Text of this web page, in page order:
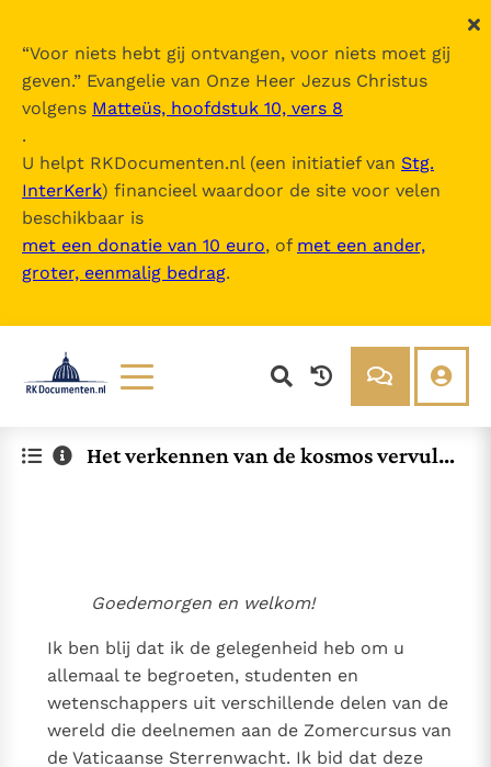
“Voor niets hebt gij ontvangen, voor niets moet gij
geven.” Evangelie van Onze Heer Jezus Christus
volgens Matteüs, hoofdstuk 10, vers 8
.
U helpt RKDocumenten.nl (een initiatief van Stg.
InterKerk) financieel waardoor de site voor velen
beschikbaar is
met een donatie van 10 euro, of met een ander,
groter, eenmalig bedrag.
Documenten
Over RK Documenten
Nieuwste Documenten
5. Het gebed van de Kerk
In Christus wordt onze honger vervuld
Leer de kostbare parel van Gods koninkrijk te
Het verkennen van de kosmos vervult
Goedemorgen en welkom!
Ik ben blij dat ik de gelegenheid heb om u
allemaal te begroeten, studenten en
wetenschappers uit verschillende delen van de
wereld die deelnemen aan de Zomercursus van
de Vaticaanse Sterrenwacht. Ik bid dat deze